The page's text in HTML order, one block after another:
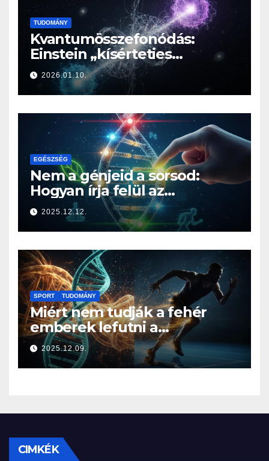
TUDOMÁNY
Kvantumösszefonódás:
Einstein „kísérteties
távolhatása” a valóság
határán
2026.01.10.
EGÉSZSÉG
Nem a génjeid a sorsod:
Hogyan írja felül az
életmódod az örökségedet?
2025.12.12.
SPORT TUDOMÁNY
Miért nem tudják a fehér
emberek lefutni a
jamaicaiakat? A sprintelés
genetikája
2025.12.09.
CIMKÉK